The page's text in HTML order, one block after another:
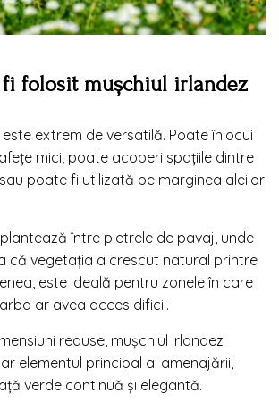
fi folosit mușchiul irlandez
extrem de versatilă. Poate înlocui
mici, poate acoperi spațiile dintre
poate fi utilizată pe marginea aleilor
între pietrele de pavaj, unde
că vegetația a crescut natural printre
este ideală pentru zonele în care
ar avea acces dificil.
reduse, mușchiul irlandez
elementul principal al amenajării,
verde continuă și elegantă.